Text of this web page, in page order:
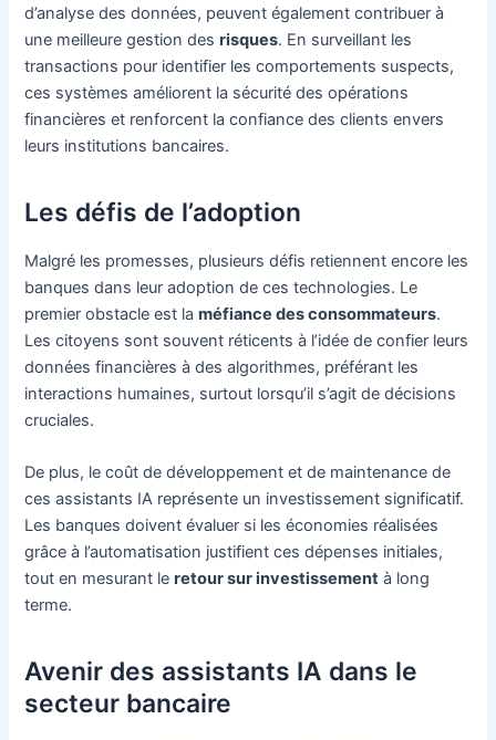
d’analyse des données, peuvent également contribuer à
une meilleure gestion desrisques. En surveillant les
transactions pour identifier les comportements suspects,
ces systèmes améliorent la sécurité des opérations
financières et renforcent la confiance des clients envers
leurs institutions bancaires.
Les défis de l’adoption
Malgré les promesses, plusieurs défis retiennent encore les
banques dans leur adoption de ces technologies. Le
premier obstacle est laméfiance des consommateurs.
Les citoyens sont souvent réticents à l’idée de confier leurs
données financières à des algorithmes, préférant les
interactions humaines, surtout lorsqu’il s’agit de décisions
cruciales.
De plus, le coût de développement et de maintenance de
ces assistants IA représente un investissement significatif.
Les banques doivent évaluer si les économies réalisées
grâce à l’automatisation justifient ces dépenses initiales,
tout en mesurant leretour sur investissement à long
terme.
Avenir des assistants IA dans le
secteur bancaire